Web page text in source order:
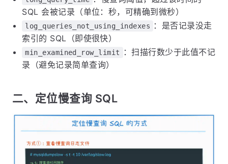
SQL 会被记录（单位：秒，可精确到微秒）
log_queries_not_using_indexes
：是否记录没走
索引的 SQL（即使很快）
min_examined_row_limit
：扫描行数少于此值不记
录（避免记录简单查询）
二、定位慢查询 SQL